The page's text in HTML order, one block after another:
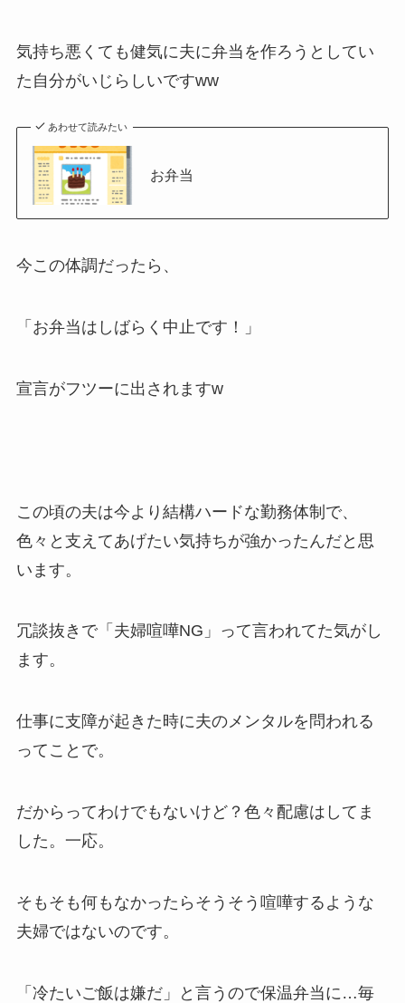
気持ち悪くても健気に夫に弁当を作ろうとしてい
た自分がいじらしいですww
あわせて読みたい
お弁当
今この体調だったら、
「お弁当はしばらく中止です！」
宣言がフツーに出されますw
この頃の夫は今より結構ハードな勤務体制で、
色々と支えてあげたい気持ちが強かったんだと思
います。
冗談抜きで「夫婦喧嘩NG」って言われてた気がし
ます。
仕事に支障が起きた時に夫のメンタルを問われる
ってことで。
だからってわけでもないけど？色々配慮はしてま
した。一応。
そもそも何もなかったらそうそう喧嘩するような
夫婦ではないのです。
「冷たいご飯は嫌だ」と言うので保温弁当に…毎